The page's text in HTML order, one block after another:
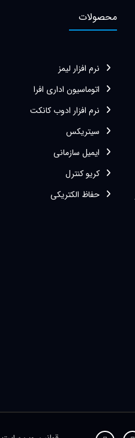
محصولات
نرم افزار لیمز
اتوماسیون اداری افرا
نرم افزار ادوب کانکت
سیتریکس
ایمیل سازمانی
کریو کنترل
حفاظ الکتریکی